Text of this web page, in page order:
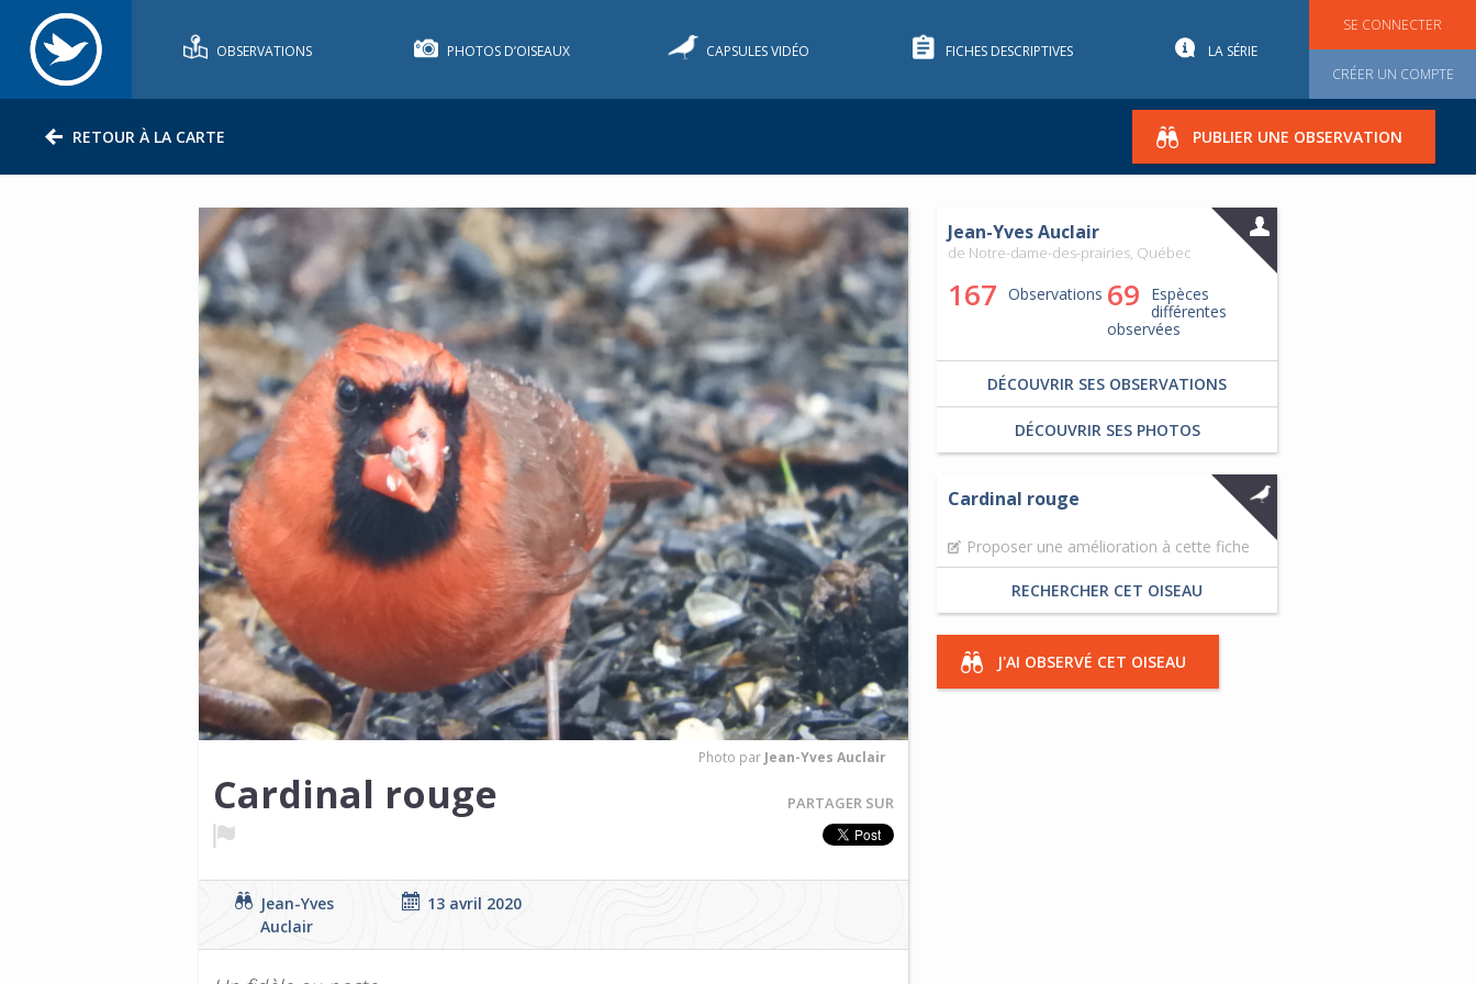
SE CONNECTER
CRÉER UN COMPTE
OBSERVATIONS PHOTOS D’OISEAUX CAPSULES VIDÉO FICHES DESCRIPTIVES LA SÉRIE
RETOUR À LA CARTE PUBLIER UNE OBSERVATION
Photo par Jean-Yves Auclair
Cardinal rouge PARTAGER SUR
Jean-Yves
Auclair
13 avril 2020
Jean-Yves Auclair
de Notre-dame-des-prairies, Québec
167 Observations 69
Espèces
différentes
observées
DÉCOUVRIR SES OBSERVATIONS
DÉCOUVRIR SES PHOTOS
Cardinal rouge
Proposer une amélioration à cette fiche
RECHERCHER CET OISEAU
J'AI OBSERVÉ CET OISEAU